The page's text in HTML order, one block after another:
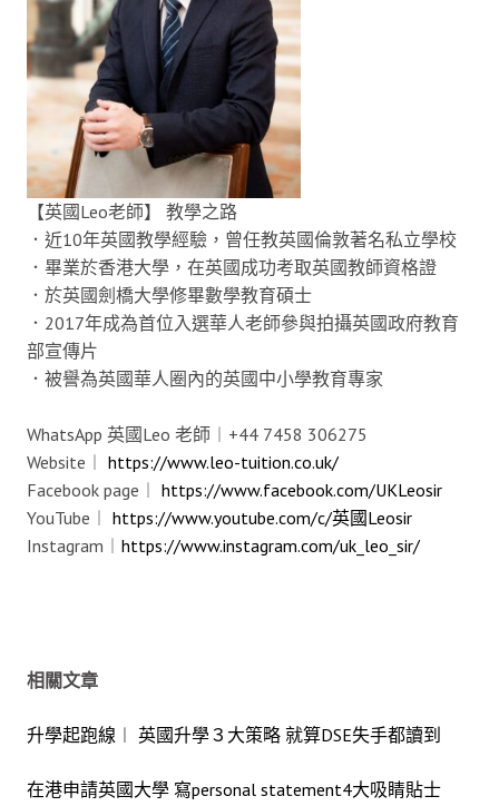
【英國Leo老師】 教學之路
．近10年英國教學經驗，曾任教英國倫敦著名私立學校
．畢業於香港大學，在英國成功考取英國教師資格證
．於英國劍橋大學修畢數學教育碩士
．2017年成為首位入選華人老師參與拍攝英國政府教育
部宣傳片
．被譽為英國華人圈內的英國中小學教育專家
WhatsApp 英國Leo 老師︱+44 7458 306275
Website︱ https://www.leo-tuition.co.uk/
Facebook page︱ https://www.facebook.com/UKLeosir
YouTube︱ https://www.youtube.com/c/英國Leosir
Instagram︱ https://www.instagram.com/uk_leo_sir/
相關文章
升學起跑線︱ 英國升學３大策略 就算DSE失手都讀到
在港申請英國大學 寫personal statement4大吸睛貼士